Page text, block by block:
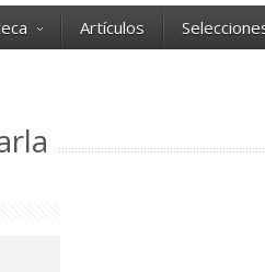
Artículos